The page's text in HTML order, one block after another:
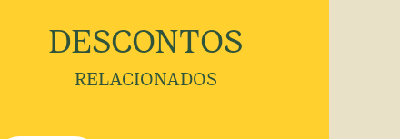
DESCONTOS
RELACIONADOS